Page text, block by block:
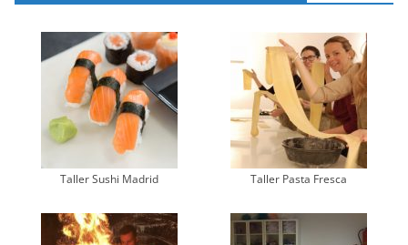
Taller Sushi Madrid Taller Pasta Fresca